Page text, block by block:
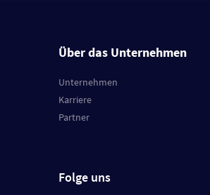
Über das Unternehmen
Unternehmen
Karriere
Partner
Folge uns